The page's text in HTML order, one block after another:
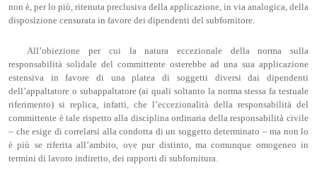
non è, per lo più, ritenuta preclusiva della applicazione, in via analogica, della
disposizione censurata in favore dei dipendenti del subfornitore.
All’obiezione per cui la natura eccezionale della norma sulla
responsabilità solidale del committente osterebbe ad una sua applicazione
estensiva in favore di una platea di soggetti diversi dai dipendenti
dell’appaltatore o subappaltatore (ai quali soltanto la norma stessa fa testuale
riferimento) si replica, infatti, che l’eccezionalità della responsabilità del
committente è tale rispetto alla disciplina ordinaria della responsabilità civile
– che esige di correlarsi alla condotta di un soggetto determinato – ma non lo
è più se riferita all’ambito, ove pur distinto, ma comunque omogeneo in
termini di lavoro indiretto, dei rapporti di subfornitura.